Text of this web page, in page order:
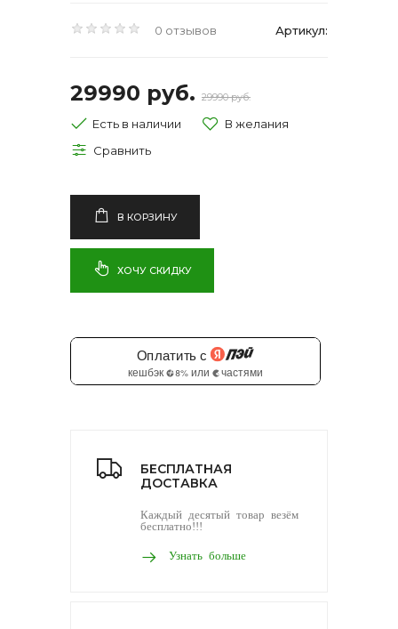
0 отзывов Артикул:
29990 руб. 29990 руб.
Есть в наличии
В КОРЗИНУ
ХОЧУ СКИДКУ
БЕСПЛАТНАЯ
ДОСТАВКА
Каждый десятый товар везём
бесплатно!!!
Узнать больше